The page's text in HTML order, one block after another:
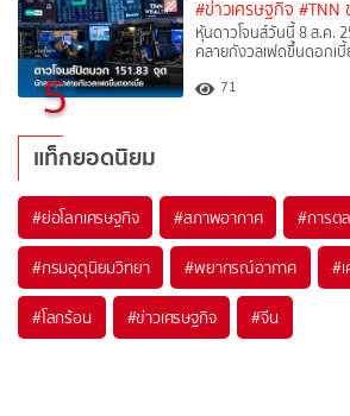
5
#ข่าวเศรษฐกิจ #TNN
หุ้นดาวโจนส์วันนี้ 8 ส.ค.
คลายกังวลเฟดขึ้นดอกเบี้
71
แท็กยอดนิยม
#ย่อโลกเศรษฐกิจ #สภาพอากาศ #การต
#กรมอุตุนิยมวิทยา #พยากรณ์อากาศ #
#โลกร้อน #ข่าวเศรษฐกิจ #จีน